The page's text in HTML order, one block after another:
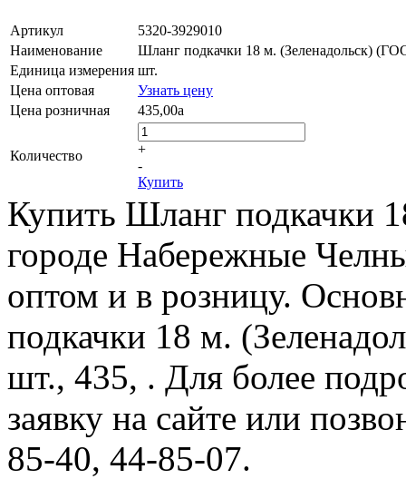
Артикул
5320-3929010
Наименование
Шланг подкачки 18 м. (Зеленадольск)
Единица измерения шт.
Цена оптовая
Узнать цену
Цена розничная
435,00a
Количество
+
-
Купить
Купить Шланг подкачки
городе Набережные
оптом и в розницу.
подкачки 18 м.
шт., 435, . Для более
заявку на сайте или
85-40, 44-85-07.